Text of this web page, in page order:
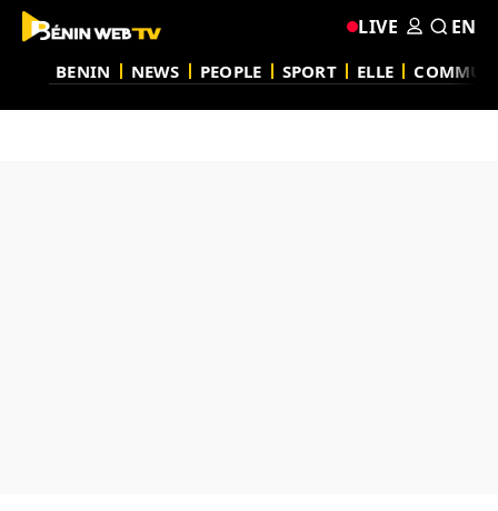
BENIN NEWS PEOPLE SPORT ELLE
LIVE EN